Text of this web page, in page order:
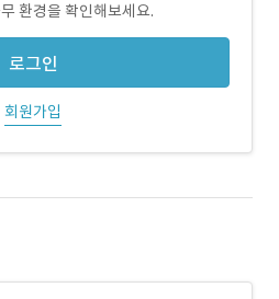
환경을 확인해보세요.
로그인
회원가입